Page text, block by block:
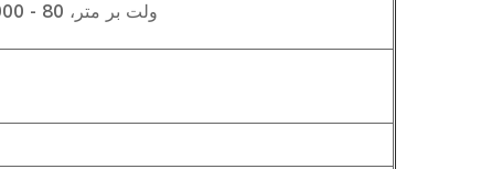
10 ولت بر متر، 80 - 2000 مگاهرتز